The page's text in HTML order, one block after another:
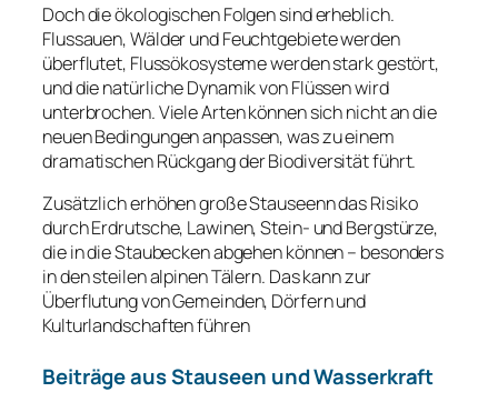
Doch die ökologischen Folgen sind erheblich.
Flussauen, Wälder und Feuchtgebiete werden
überflutet, Flussökosysteme werden stark gestört,
und die natürliche Dynamik von Flüssen wird
unterbrochen. Viele Arten können sich nicht an die
neuen Bedingungen anpassen, was zu einem
dramatischen Rückgang der Biodiversität führt.
Zusätzlich erhöhen große Stauseenn das Risiko
durch Erdrutsche, Lawinen, Stein- und Bergstürze,
die in die Staubecken abgehen können – besonders
in den steilen alpinen Tälern. Das kann zur
Überflutung von Gemeinden, Dörfern und
Kulturlandschaften führen
Beiträge aus Stauseen und Wasserkraft